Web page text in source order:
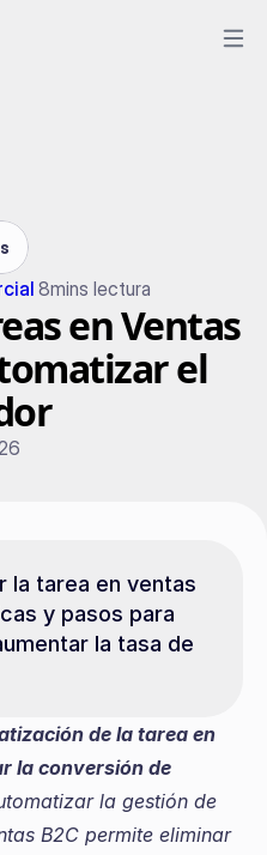
8mins lectura
en Ventas
el
la tarea en ventas
y pasos para
la tasa de
de la tarea en
la conversión de
la gestión de
B2C permite eliminar